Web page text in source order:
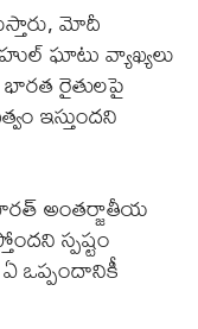
మోదీ
ఘాటు వ్యాఖ్యలు
రైతులపై
ఇస్తుందని
అంతర్జాతీయ
స్పష్టం
ఒప్పందానికీ